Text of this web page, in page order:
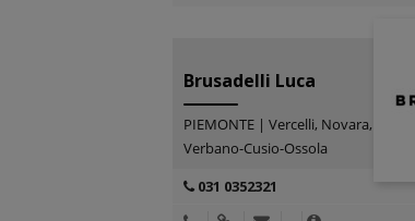
Brusadelli Luca
PIEMONTE | Vercelli, Novara,
Verbano-Cusio-Ossola
031 0352321